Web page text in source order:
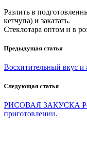
Разлить в
кетчупа) и закатать.
Стеклотара оптом и в
Предыдущая статья
Восхитительный вкус и
Следующая статья
РИСОВАЯ ЗАКУСКА
приготовлении.